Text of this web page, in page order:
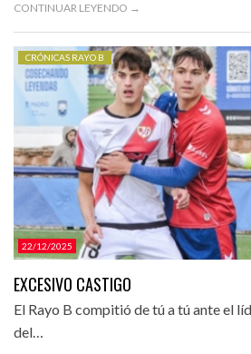
CONTINUAR LEYENDO →
22/12/2025
CRÓNICAS RAYO B
EXCESIVO CASTIGO
El Rayo B compitió de tú a tú ante el
del…